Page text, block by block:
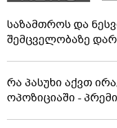
საზამთროს და
შემცველობაზე
რა პასუხი აქვთ
ოპოზიციაში -